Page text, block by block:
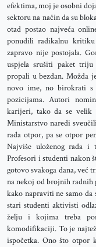
efektima, moj je osobni
sektoru na način da su
otad postao najveća
ponudili radikalnu
zapravo nije postojala.
uspjela srušiti paket triju
propali u bezdan. Možda
novo ime, no birokrati
pozicijama. Autori
karijeri, tako da se
Ministarstvo naredi
rađa otpor, pa se otpor
Najviše uloženog rada
Profesori i studenti nakon
gotovo svakoga dana, već
na nekoj od brojnih radnih
kako napraviti ne samo da
stari studenti aktivisti
želju i kojima treba
komodifikaciji. To je
ispočetka. Ono što otpor